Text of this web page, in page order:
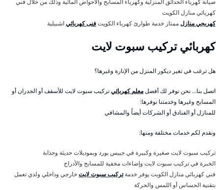
صيانة كهرباء الحدائق المنزلية وكهرباء المسابح والاحواض المائية وذلك من خلال فني
كهربائي منازل الكويت
كهربجي منازلممتاز خدمة طوارئ كهرباء الكويتفنى كهربائياشبيلية
كهربائي تركيب سبوت لايت
هل ترغب في تغير ديكور المنزل من الإنارة وغيرها؟
اتصل بنا… نحن نوفر لك أفضلمعلم كهربائيتركيب سبوت لايت للأسقف أو الجدران أو
المسابح وغيرها وخدمتنا نوفرها:
للمنازل أو الفنادق أو الشركات أيضاً والمشافي
ونقدم لكم خدمات مختلفة ومنها:
تركيب سبوت لايت صغيرة وكبيرة في جيبس بورد وبموديلات حديثة وجذابة
الخبرة في تركيب سبوت لايت وإضاءات مخفية للمسابح والأدراج
فني كهربائي منازل الكويت يوفر خدمةتركيب سبوت لايتخارجي وداخلي ولذي تعمل
بتقنية الحساس أو اللمس والحركة